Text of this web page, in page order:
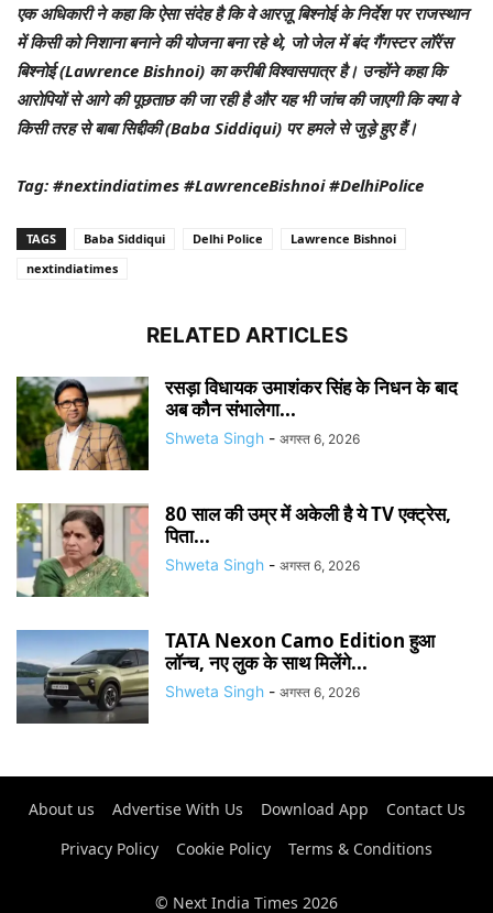
एक अधिकारी ने कहा कि ऐसा संदेह है कि वे आरज़ू बिश्नोई के निर्देश पर राजस्थान
में किसी को निशाना बनाने की योजना बना रहे थे, जो जेल में बंद गैंगस्टर लॉरेंस
बिश्नोई (Lawrence Bishnoi) का करीबी विश्वासपात्र है। उन्होंने कहा कि
आरोपियों से आगे की पूछताछ की जा रही है और यह भी जांच की जाएगी कि क्या वे
किसी तरह से बाबा सिद्दीकी (Baba Siddiqui) पर हमले से जुड़े हुए हैं।
Tag: #nextindiatimes #LawrenceBishnoi #DelhiPolice
TAGS Baba Siddiqui Delhi Police
Lawrence Bishnoi
nextindiatimes
RELATED ARTICLES
रसड़ा विधायक उमाशंकर सिंह के निधन के बाद
अब कौन संभालेगा...
Shweta Singh - अगस्त 6, 2026
80 साल की उम्र में अकेली है ये TV एक्ट्रेस,
पिता...
Shweta Singh - अगस्त 6, 2026
TATA Nexon Camo Edition हुआ
लॉन्च, नए लुक के साथ मिलेंगे...
Shweta Singh - अगस्त 6, 2026
About us Advertise With Us Download App
Contact Us
Privacy Policy
Cookie Policy Terms & Conditions
© Next India Times 2026